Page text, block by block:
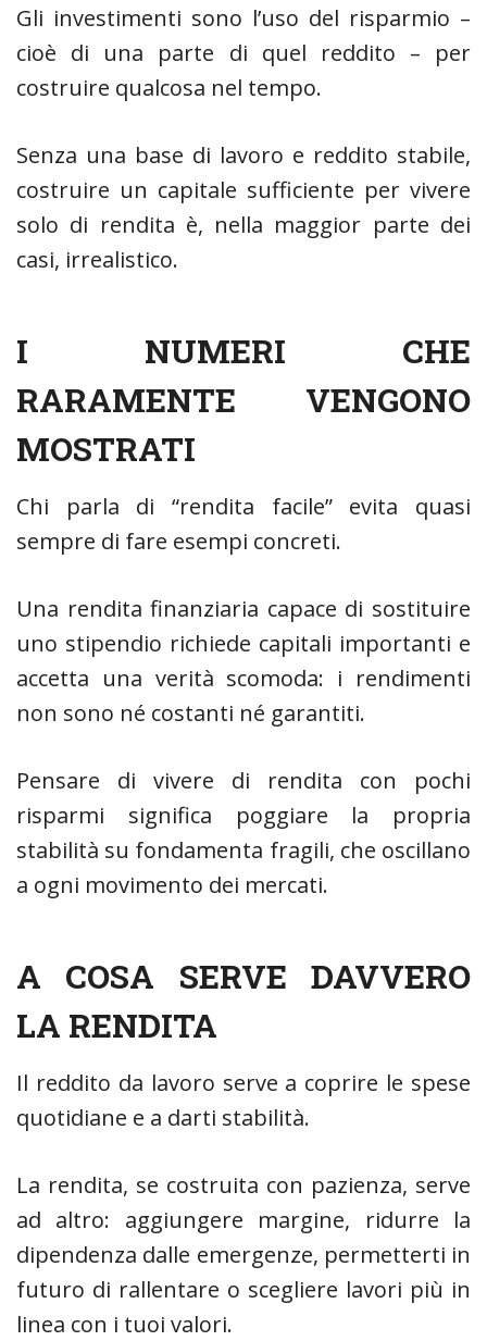
Gli investimenti sono l’uso del risparmio –
cioè di una parte di quel reddito – per
costruire qualcosa nel tempo.
Senza una base di lavoro e reddito stabile,
costruire un capitale sufficiente per vivere
solo di rendita è, nella maggior parte dei
casi, irrealistico.
I NUMERI CHE
RARAMENTE VENGONO
MOSTRATI
Chi parla di “rendita facile” evita quasi
sempre di fare esempi concreti.
Una rendita finanziaria capace di sostituire
uno stipendio richiede capitali importanti e
accetta una verità scomoda: i rendimenti
non sono né costanti né garantiti.
Pensare di vivere di rendita con pochi
risparmi significa poggiare la propria
stabilità su fondamenta fragili, che oscillano
a ogni movimento dei mercati.
A COSA SERVE DAVVERO
LA RENDITA
Il reddito da lavoro serve a coprire le spese
quotidiane e a darti stabilità.
La rendita, se costruita con pazienza, serve
ad altro: aggiungere margine, ridurre la
dipendenza dalle emergenze, permetterti in
futuro di rallentare o scegliere lavori più in
linea con i tuoi valori.